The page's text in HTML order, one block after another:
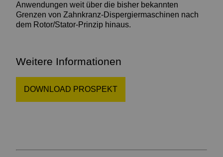
Anwendungen weit über die bisher bekannten
Grenzen von Zahnkranz-Dispergiermaschinen nach
dem Rotor/Stator-Prinzip hinaus.
Weitere Informationen
DOWNLOAD PROSPEKT